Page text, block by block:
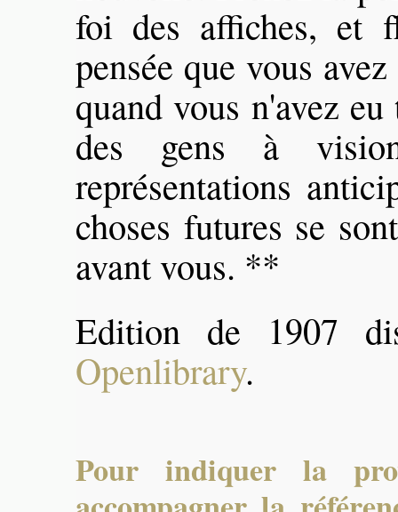
foi des affiches, et
pensée que vous
quand vous n'avez
des gens à
représentations
choses futures se
avant vous. **
Edition de 1907
Openlibrary.
Pour indiquer la